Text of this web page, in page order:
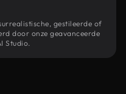
gestileerde of
door onze geavanceerde
Studio.